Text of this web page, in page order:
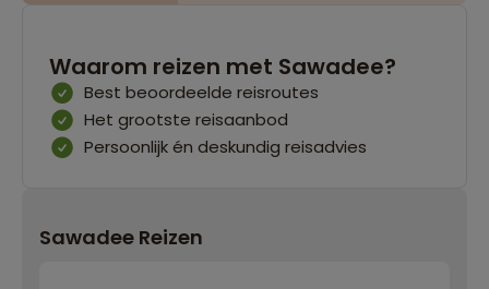
Waarom reizen met Sawadee?
Best beoordeelde reisroutes
Het grootste reisaanbod
Persoonlijk én deskundig reisadvies
Sawadee Reizen